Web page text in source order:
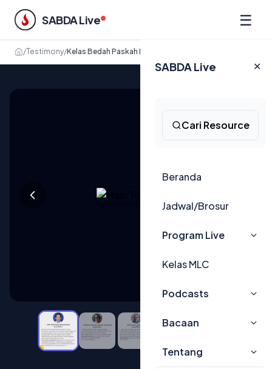
SABDA Live ☰
SABDA Live ✕
Cari Resource
Beranda
Jadwal/Brosur
Program Live
Kelas MLC
Podcasts
Bacaan
Tentang
/Testimony/Kelas Bedah Paskah Menurut Lukas